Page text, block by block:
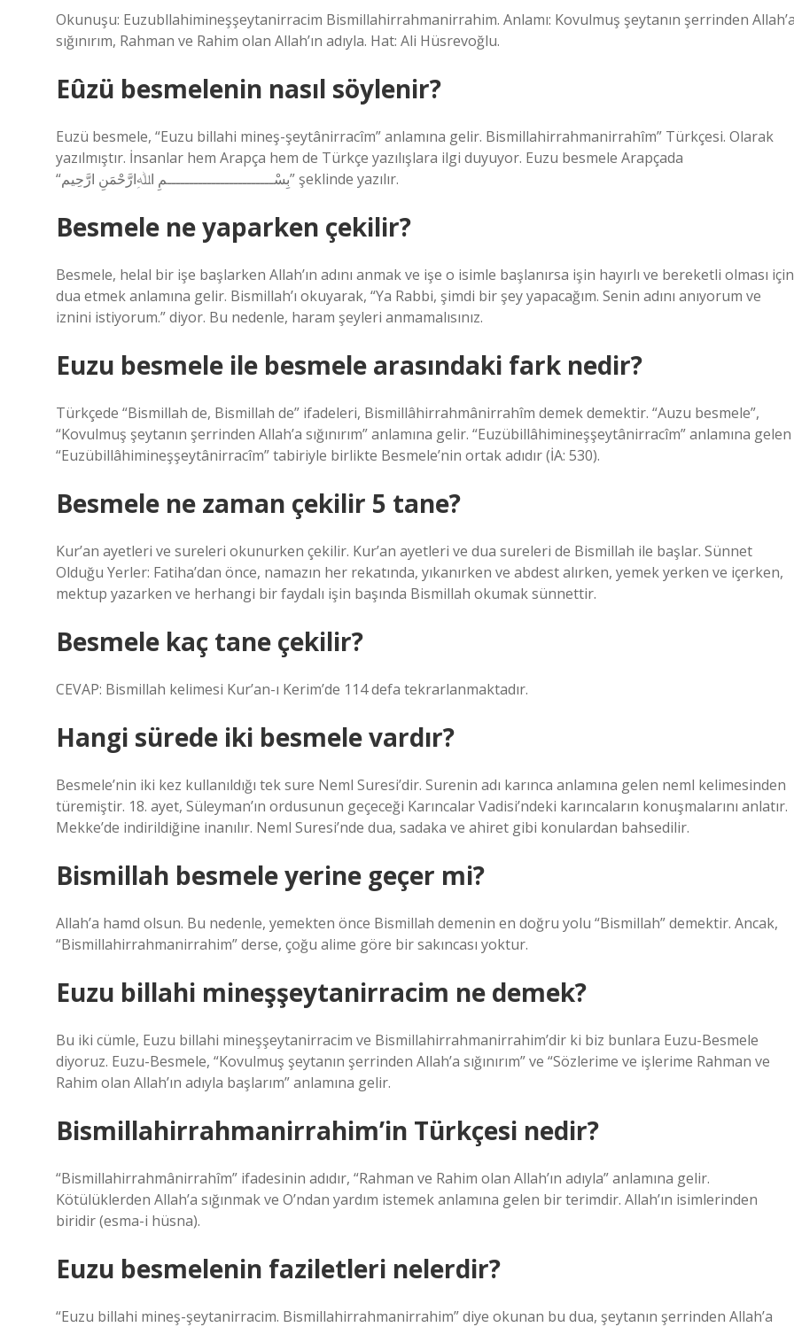
Okunuşu: Euzubllahimineşşeytanirracim Bismillahirrahmanirrahim. Anlamı: Kovulmuş şeytanın şerrinden
sığınırım, Rahman ve Rahim olan Allah’ın adıyla. Hat: Ali Hüsrevoğlu.
Eûzü besmelenin nasıl söylenir?
Euzü besmele, “Euzu billahi mineş-şeytânirracîm” anlamına gelir. Bismillahirrahmanirrahîm” Türkçesi. Olarak
yazılmıştır. İnsanlar hem Arapça hem de Türkçe yazılışlara ilgi duyuyor. Euzu besmele Arapçada
“بِسْــــــــــــــــــــــــمِ اﷲِارَّحْمَنِ ارَّحِيم” şeklinde yazılır.
Besmele ne yaparken çekilir?
Besmele, helal bir işe başlarken Allah’ın adını anmak ve işe o isimle başlanırsa işin hayırlı ve bereketli olması için
dua etmek anlamına gelir. Bismillah’ı okuyarak, “Ya Rabbi, şimdi bir şey yapacağım. Senin adını anıyorum ve
iznini istiyorum.” diyor. Bu nedenle, haram şeyleri anmamalısınız.
Euzu besmele ile besmele arasındaki fark nedir?
Türkçede “Bismillah de, Bismillah de” ifadeleri, Bismillâhirrahmânirrahîm demek demektir. “Auzu besmele”,
“Kovulmuş şeytanın şerrinden Allah’a sığınırım” anlamına gelir. “Euzübillâhimineşşeytânirracîm” anlamına gelen
“Euzübillâhimineşşeytânirracîm” tabiriyle birlikte Besmele’nin ortak adıdır (İA: 530).
Besmele ne zaman çekilir 5 tane?
Kur’an ayetleri ve sureleri okunurken çekilir. Kur’an ayetleri ve dua sureleri de Bismillah ile başlar. Sünnet
Olduğu Yerler: Fatiha’dan önce, namazın her rekatında, yıkanırken ve abdest alırken, yemek yerken ve içerken,
mektup yazarken ve herhangi bir faydalı işin başında Bismillah okumak sünnettir.
Besmele kaç tane çekilir?
CEVAP: Bismillah kelimesi Kur’an-ı Kerim’de 114 defa tekrarlanmaktadır.
Hangi sürede iki besmele vardır?
Besmele’nin iki kez kullanıldığı tek sure Neml Suresi’dir. Surenin adı karınca anlamına gelen neml kelimesinden
türemiştir. 18. ayet, Süleyman’ın ordusunun geçeceği Karıncalar Vadisi’ndeki karıncaların konuşmalarını anlatır.
Mekke’de indirildiğine inanılır. Neml Suresi’nde dua, sadaka ve ahiret gibi konulardan bahsedilir.
Bismillah besmele yerine geçer mi?
Allah’a hamd olsun. Bu nedenle, yemekten önce Bismillah demenin en doğru yolu “Bismillah” demektir. Ancak,
“Bismillahirrahmanirrahim” derse, çoğu alime göre bir sakıncası yoktur.
Euzu billahi mineşşeytanirracim ne demek?
Bu iki cümle, Euzu billahi mineşşeytanirracim ve Bismillahirrahmanirrahim’dir ki biz bunlara Euzu-Besmele
diyoruz. Euzu-Besmele, “Kovulmuş şeytanın şerrinden Allah’a sığınırım” ve “Sözlerime ve işlerime Rahman ve
Rahim olan Allah’ın adıyla başlarım” anlamına gelir.
Bismillahirrahmanirrahim’in Türkçesi nedir?
“Bismillahirrahmânirrahîm” ifadesinin adıdır, “Rahman ve Rahim olan Allah’ın adıyla” anlamına gelir.
Kötülüklerden Allah’a sığınmak ve O’ndan yardım istemek anlamına gelen bir terimdir. Allah’ın isimlerinden
biridir (esma-i hüsna).
Euzu besmelenin faziletleri nelerdir?
“Euzu billahi mineş-şeytanirracim. Bismillahirrahmanirrahim” diye okunan bu dua, şeytanın şerrinden Allah’a